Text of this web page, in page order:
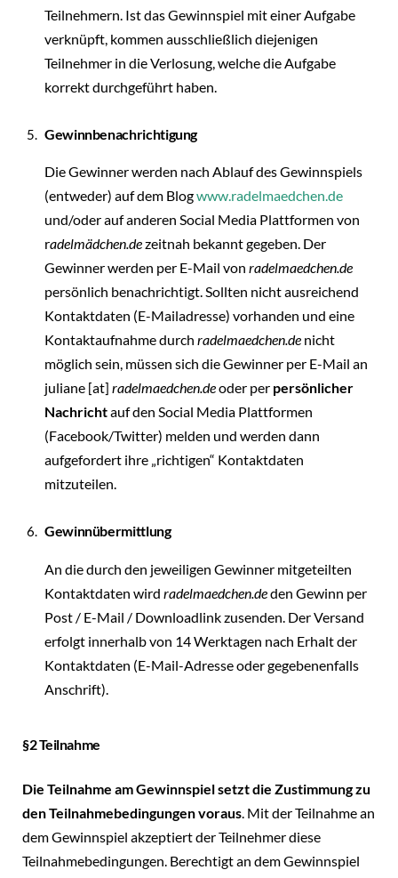
Teilnehmern. Ist das Gewinnspiel mit einer Aufgabe
verknüpft, kommen ausschließlich diejenigen
Teilnehmer in die Verlosung, welche die Aufgabe
korrekt durchgeführt haben.
Gewinnbenachrichtigung
Die Gewinner werden nach Ablauf des Gewinnspiels
(entweder) auf dem Blogwww.radelmaedchen.de
und/oder auf anderen Social Media Plattformen von
radelmädchen.dezeitnah bekannt gegeben. Der
Gewinner werden per E-Mail von radelmaedchen.de
persönlich benachrichtigt. Sollten nicht ausreichend
Kontaktdaten (E-Mailadresse) vorhanden und eine
Kontaktaufnahme durch radelmaedchen.de nicht
möglich sein, müssen sich die Gewinner per E-Mail an
juliane [at] radelmaedchen.deoder per persönlicher
Nachrichtauf den Social Media Plattformen
(Facebook/Twitter) melden und werden dann
aufgefordert ihre „richtigen“ Kontaktdaten
mitzuteilen.
Gewinnübermittlung
An die durch den jeweiligen Gewinner mitgeteilten
Kontaktdaten wird radelmaedchen.deden Gewinn per
Post / E-Mail / Downloadlink zusenden. Der Versand
erfolgt innerhalb von 14 Werktagen nach Erhalt der
Kontaktdaten (E-Mail-Adresse oder gegebenenfalls
Anschrift).
§2 Teilnahme
Die Teilnahme am Gewinnspiel setzt die Zustimmung zu
den Teilnahmebedingungen voraus. Mit der Teilnahme an
dem Gewinnspiel akzeptiert der Teilnehmer diese
Teilnahmebedingungen. Berechtigt an dem Gewinnspiel